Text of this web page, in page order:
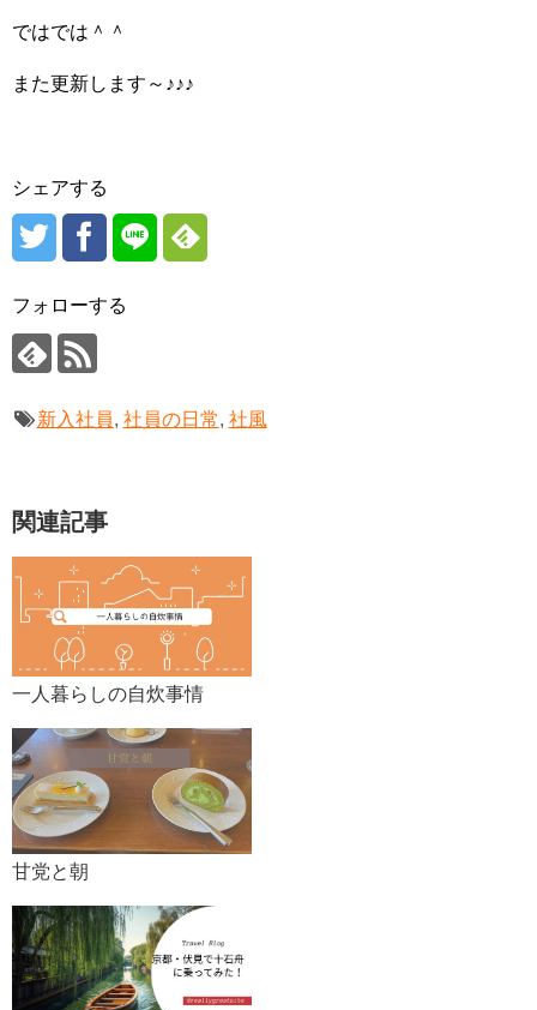
ではでは＾＾
また更新します～♪♪♪
シェアする
フォローする
新入社員, 社員の日常, 社風
関連記事
一人暮らしの自炊事情
甘党と朝